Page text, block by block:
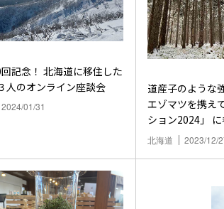
記念！ 北海道に移住した
人のオンライン座談会
2024/01/31
道産子のような
エゾマツを携え
ション2024」 に
北海道 2023/12/